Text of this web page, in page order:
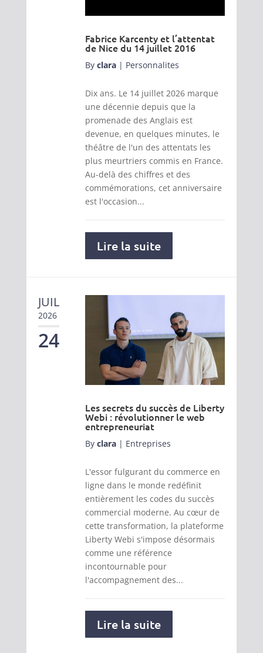
Fabrice Karcenty et l’attentat
de Nice du 14 juillet 2016
By clara| Personnalites
Dix ans. Le 14 juillet 2026 marque
une décennie depuis que la
promenade des Anglais est
devenue, en quelques minutes, le
théâtre de l'un des attentats les
plus meurtriers commis en France.
Au-delà des chiffres et des
commémorations, cet anniversaire
est l'occasion...
Lire la suite
JUIL
2026
24
Les secrets du succès de Liberty
Webi : révolutionner le web
entrepreneuriat
By clara| Entreprises
L'essor fulgurant du commerce en
ligne dans le monde redéfinit
entièrement les codes du succès
commercial moderne. Au cœur de
cette transformation, la plateforme
Liberty Webi s'impose désormais
comme une référence
incontournable pour
l'accompagnement des...
Lire la suite